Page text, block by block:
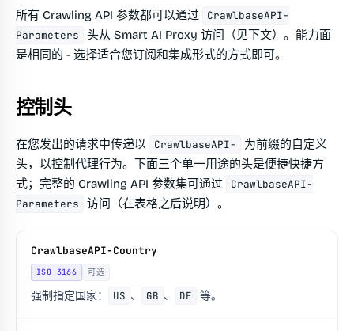
所有 Crawling API 参数都可以通过
CrawlbaseAPI-
Parameters
头从 Smart AI Proxy 访问（见下文）。能力面
是相同的 - 选择适合您订阅和集成形式的方式即可。
控制头
在您发出的请求中传递以 CrawlbaseAPI-
为前缀的自定义
头，以控制代理行为。下面三个单一用途的头是便捷快捷方
式；完整的 Crawling API 参数集可通过
CrawlbaseAPI-
Parameters
访问（在表格之后说明）。
CrawlbaseAPI-Country
ISO 3166 可选
强制指定国家： US 、 GB 、 DE 等。